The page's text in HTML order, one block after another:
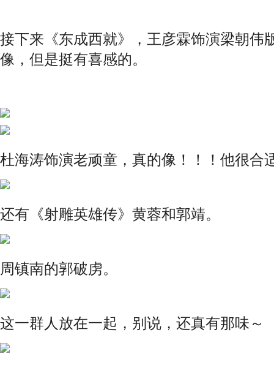
接下来《东成西就》，王彦霖饰演梁朝伟
像，但是挺有喜感的。
杜海涛饰演老顽童，真的像！！！他很合
还有《射雕英雄传》黄蓉和郭靖。
周镇南的郭破虏。
这一群人放在一起，别说，还真有那味～